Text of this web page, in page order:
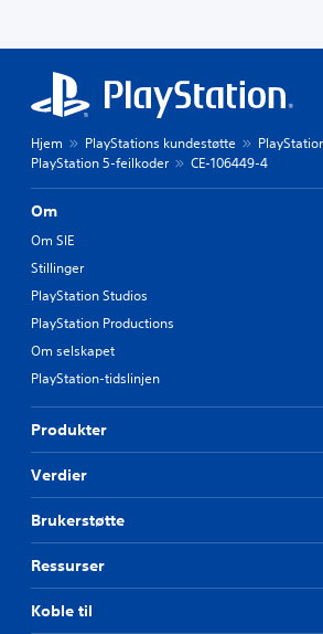
Hjem PlayStations kundestøtte
PlayStation 5-feilkoder
CE-106449-4
Om
Om SIE
Stillinger
PlayStation Studios
PlayStation Productions
Om selskapet
PlayStation-tidslinjen
Produkter
Verdier
Brukerstøtte
Ressurser
Koble til